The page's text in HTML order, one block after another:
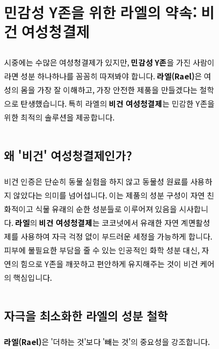
민감성 Y존을 위한 라엘의 약속: 비
건 여성청결제
시중에는 수많은 여성청결제가 있지만, 민감성 Y존을 가진 사람이
라면 성분 하나하나를 꼼꼼히 따져봐야 합니다. 라엘(Rael)은 여
성의 몸을 가장 잘 이해하고, 가장 안전한 제품을 만들겠다는 철학
으로 탄생했습니다. 특히 라엘의 비건 여성청결제는 민감한 Y존을
위한 최적의 솔루션을 제공합니다.
왜 '비건' 여성청결제인가?
비건 인증은 단순히 동물 실험을 하지 않고 동물성 원료를 사용하
지 않았다는 의미를 넘어섭니다. 이는 제품의 성분 구성이 자연 친
화적이고 식물 유래의 순한 성분들로 이루어져 있음을 시사합니
다. 라엘의 비건 여성청결제는 코코넛에서 유래한 자연 계면활성
제를 사용하여 자극 걱정 없이 부드러운 세정을 가능하게 합니다.
피부에 불필요한 부담을 줄 수 있는 인공적인 화학 성분 대신, 자
연의 힘으로 Y존을 깨끗하고 편안하게 유지해주는 것이 비건 케어
의 핵심입니다.
자극을 최소화한 라엘의 성분 철학
라엘(Rael)은 '더하는 것'보다 '빼는 것'의 중요성을 강조합니다.